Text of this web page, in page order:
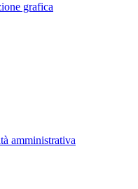
grafica
amministrativa